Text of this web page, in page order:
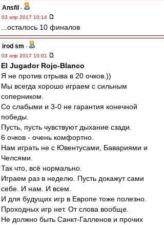
Ansfil -
03 апр 2017 10:14
...осталось 10 финалов
irod sm -
03 апр 2017 10:01
El Jugador Rojo-Blanco
Я не против отрыва в 20 очков.))
Мы всегда хорошо играем с сильным
соперником.
Со слабыми и 3-0 не гарантия конечной
победы.
Пусть, пусть чувствуют дыхание сзади.
6 очков - очень комфортно.
Нам играть не с Ювентусами, Бавариями и
Челсями.
Так что, всё нормально.
Играем раз в неделю. Пусть докажут сами
себе. И нам. И всем.
И для будущих игр в Европе тоже полезно.
Проходных игр нет. От слова вообще.
Не должно быть Санкт-Галленов и прочих